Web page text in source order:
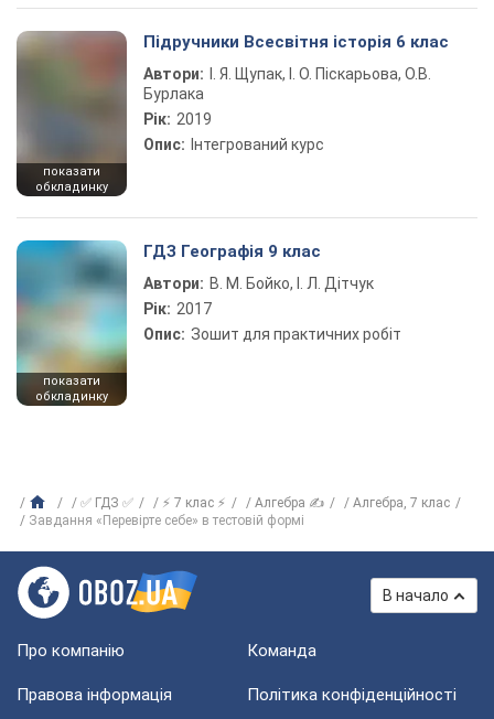
показати
обкладинку
Підручники Всесвітня історія 6 клас
Автори:
І. Я. Щупак, І. О. Піскарьова, О.В.
Бурлака
Рік: 2019
Опис: Інтегрований курс
показати
обкладинку
ГДЗ Географія 9 клас
Автори: В. М. Бойко, І. Л. Дітчук
Рік: 2017
Опис: Зошит для практичних робіт
✅ ГДЗ ✅ ⚡ 7 клас ⚡ Алгебра ✍
Алгебра, 7 клас
Завдання «Перевірте себе» в тестовій формі
В начало
Про компанію Команда
Правова інформація Політика конфіденційності